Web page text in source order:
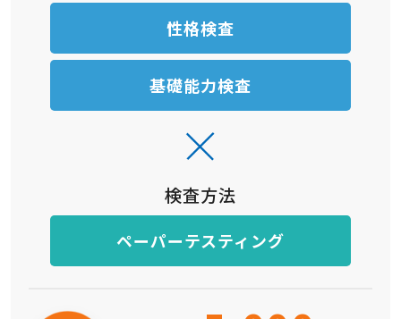
性格検査
基礎能力検査
検査方法
ペーパーテスティング